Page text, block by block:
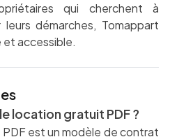
qui cherchent à
démarches, Tomappart
accessible.
location gratuit PDF ?
est un modèle de contrat